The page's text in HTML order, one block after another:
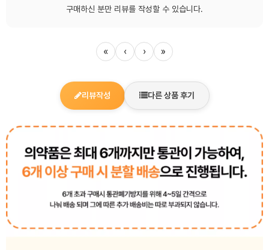
구매하신 분만 리뷰를 작성할 수 있습니다.
« ‹ › »
리뷰작성 다른 상품 후기